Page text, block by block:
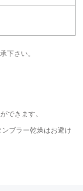
下さい。
できます。
ブラー乾燥はお避け